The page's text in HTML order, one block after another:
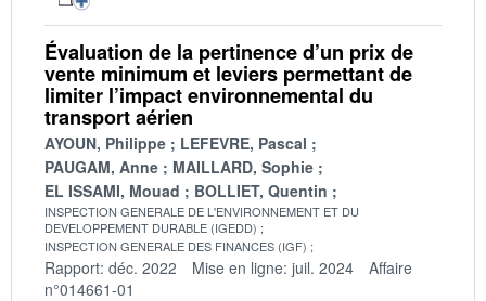
Évaluation de la pertinence d’un prix de
vente minimum et leviers permettant de
limiter l’impact environnemental du
transport aérien
AYOUN, Philippe
LEFEVRE, Pascal
PAUGAM, Anne
MAILLARD, Sophie
EL ISSAMI, Mouad
BOLLIET, Quentin
INSPECTION GENERALE DE L'ENVIRONNEMENT ET DU
DEVELOPPEMENT DURABLE (IGEDD)
INSPECTION GENERALE DES FINANCES (IGF)
Rapport: déc. 2022 Mise en ligne: juil. 2024
Affaire
n°014661-01